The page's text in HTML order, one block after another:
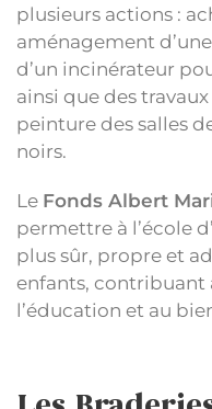
plusieurs actions :
aménagement
d’un incinérateur
ainsi que des
peinture des salles
noirs.
Le Fonds Albert
permettre à l’école
plus sûr, propre et
enfants, contribuant
l’éducation et au